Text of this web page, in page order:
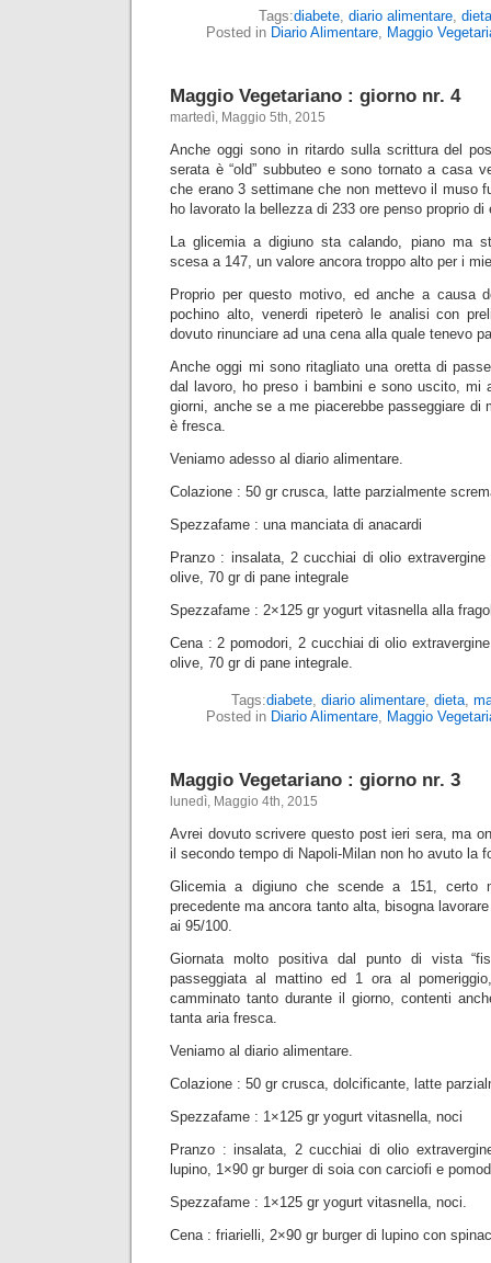
Tags:diabete, diario alimentare, dieta
Posted in Diario Alimentare, Maggio
Maggio Vegetariano : giorno nr. 4
martedì, Maggio 5th, 2015
Anche oggi sono in ritardo sulla scrittura del
serata è “old” subbuteo e sono tornato a casa
che erano 3 settimane che non mettevo il muso
ho lavorato la bellezza di 233 ore penso proprio
La glicemia a digiuno sta calando, piano ma
scesa a 147, un valore ancora troppo alto per i
Proprio per questo motivo, ed anche a causa
pochino alto, venerdi ripeterò le analisi con
dovuto rinunciare ad una cena alla quale tenevo
Anche oggi mi sono ritagliato una oretta di
dal lavoro, ho preso i bambini e sono uscito, mi
giorni, anche se a me piacerebbe passeggiare di
è fresca.
Veniamo adesso al diario alimentare.
Colazione : 50 gr crusca, latte parzialmente
Spezzafame : una manciata di anacardi
Pranzo : insalata, 2 cucchiai di olio
olive, 70 gr di pane integrale
Spezzafame : 2×125 gr yogurt vitasnella alla
Cena : 2 pomodori, 2 cucchiai di olio
olive, 70 gr di pane integrale.
Tags:diabete, diario alimentare, dieta,
Posted in Diario Alimentare, Maggio
Maggio Vegetariano : giorno nr. 3
lunedì, Maggio 4th, 2015
Avrei dovuto scrivere questo post ieri sera, ma
il secondo tempo di Napoli-Milan non ho avuto la
Glicemia a digiuno che scende a 151, certo
precedente ma ancora tanto alta, bisogna
ai 95/100.
Giornata molto positiva dal punto di vista
passeggiata al mattino ed 1 ora al
camminato tanto durante il giorno, contenti
tanta aria fresca.
Veniamo al diario alimentare.
Colazione : 50 gr crusca, dolcificante, latte
Spezzafame : 1×125 gr yogurt vitasnella, noci
Pranzo : insalata, 2 cucchiai di olio
lupino, 1×90 gr burger di soia con carciofi e
Spezzafame : 1×125 gr yogurt vitasnella, noci.
Cena : friarielli, 2×90 gr burger di lupino con